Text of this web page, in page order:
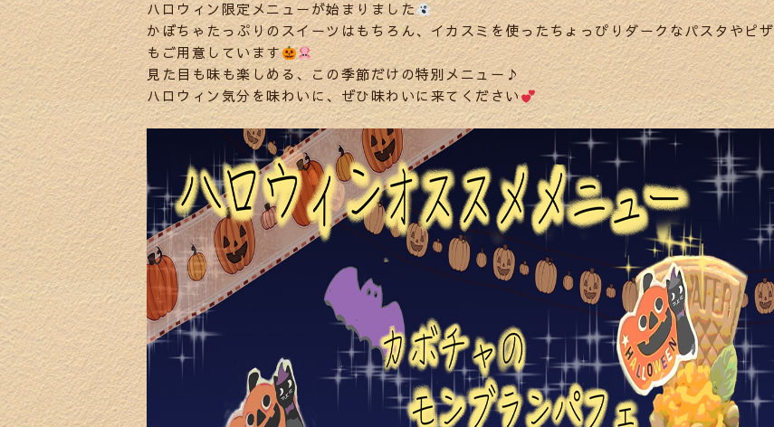
ハロウィン限定メニューが始まりました
かぼちゃたっぷりのスイーツはもちろん、イカスミを使ったちょっぴりダークなパスタやピザ
もご用意しています
見た目も味も楽しめる、この季節だけの特別メニュー♪
ハロウィン気分を味わいに、ぜひ味わいに来てください